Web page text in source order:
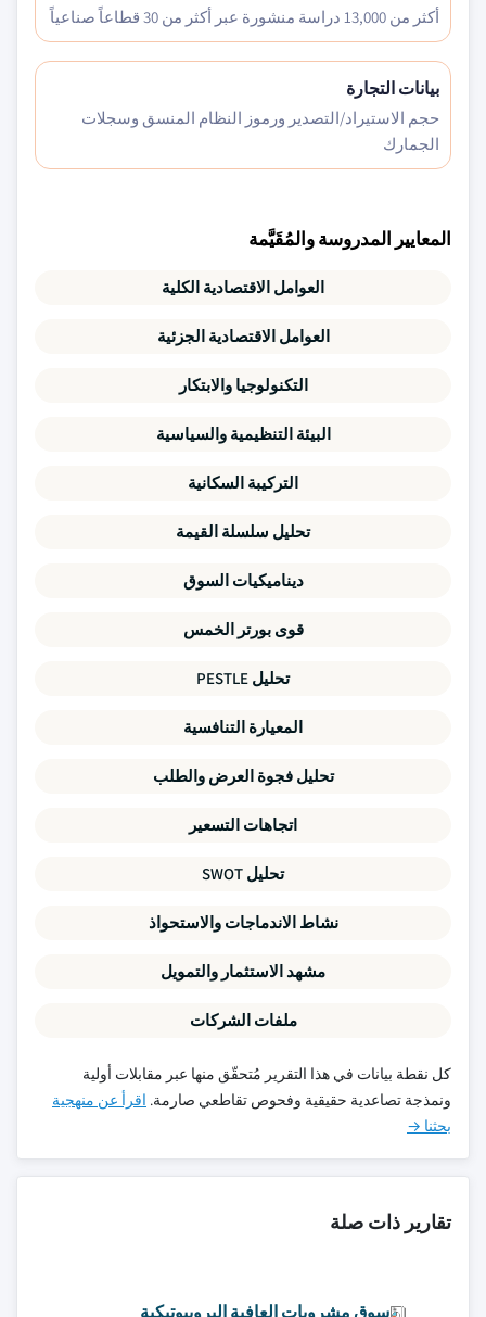
أكثر من 13,000 دراسة منشورة عبر أكثر من 30 قطاعاً صناعياً
بيانات التجارة
حجم الاستيراد/التصدير ورموز النظام المنسق وسجلات
الجمارك
المعايير المدروسة والمُقَيَّمة
العوامل الاقتصادية الكلية
العوامل الاقتصادية الجزئية
التكنولوجيا والابتكار
البيئة التنظيمية والسياسية
التركيبة السكانية
تحليل سلسلة القيمة
ديناميكيات السوق
قوى بورتر الخمس
تحليل PESTLE
المعيارة التنافسية
تحليل فجوة العرض والطلب
اتجاهات التسعير
تحليل SWOT
نشاط الاندماجات والاستحواذ
مشهد الاستثمار والتمويل
ملفات الشركات
كل نقطة بيانات في هذا التقرير مُتحقّق منها عبر مقابلات أولية
ونمذجة تصاعدية حقيقية وفحوص تقاطعي صارمة. اقرأ عن منهجية
بحثنا →
تقارير ذات صلة
سوق مشروبات العافية البروبيوتيكية